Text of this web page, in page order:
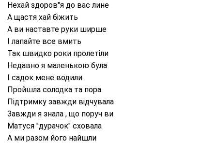
Нехай здоров"я до вас лине
А щастя хай біжить
А ви наставте руки ширше
І лапайте все вмить
Так швидко роки пролетіли
Недавно я маленькою була
І садок мене водили
Пройшла солодка та пора
Підтримку завжди відчувала
Завжди я знала , що поруч ви
Матуся "дурачок" сховала
А ми разом його найшли